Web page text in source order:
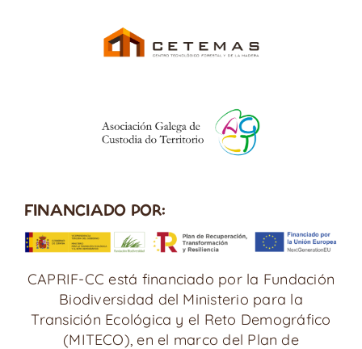
FINANCIADO POR:
CAPRIF-CC está financiado por la Fundación
Biodiversidad del Ministerio para la
Transición Ecológica y el Reto Demográfico
(MITECO), en el marco del Plan de